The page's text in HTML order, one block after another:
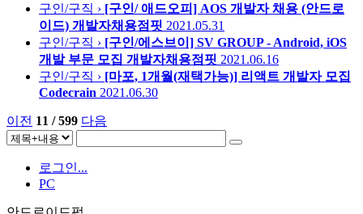
구인/구직 › [구인/ 애드오피] AOS 개발자 채용 (안드로
이드) 개발자채용점핏 2021.05.31
구인/구직 › [구인/에스브이] SV GROUP - Android, iOS
개발 부문 모집 개발자채용점핏 2021.06.16
구인/구직 › [마포, 1개월(재택가능)] 리액트 개발자 모집
Codecrain 2021.06.30
이전 11 / 599 다음
로그인...
PC